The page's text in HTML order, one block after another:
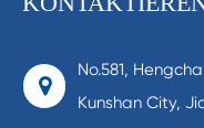
No.581,
Kunshan City,